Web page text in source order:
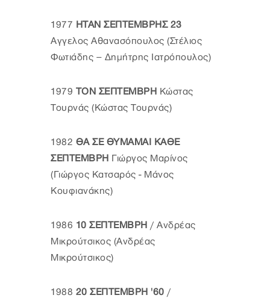
1977 ΗΤΑΝ ΣΕΠΤΕΜΒΡΗΣ 23
Αγγελος Αθανασόπουλος (Στέλιος
Φωτιάδης – Δημήτρης Ιατρόπουλος)
1979 ΤΟΝ ΣΕΠΤΕΜΒΡΗ Κώστας
Τουρνάς (Κώστας Τουρνάς)
1982 ΘΑ ΣΕ ΘΥΜΑΜΑΙ ΚΑΘΕ
ΣΕΠΤΕΜΒΡΗ Γιώργος Μαρίνος
(Γιώργος Κατσαρός - Μάνος
Κουφιανάκης)
1986 10 ΣΕΠΤΕΜΒΡΗ / Ανδρέας
Μικρούτσικος (Ανδρέας
Μικρούτσικος)
1988 20 ΣΕΠΤΕΜΒΡΗ '60 /